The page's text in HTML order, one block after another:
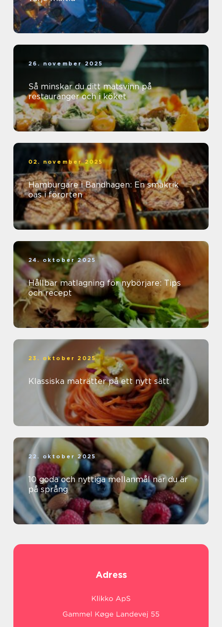
26. november 2025
Så minskar du ditt matsvinn på
restauranger och i köket
02. november 2025
Hamburgare i Bandhagen: En smakrik
oas i förorten
24. oktober 2025
Hållbar matlagning för nybörjare: Tips
och recept
23. oktober 2025
Klassiska maträtter på ett nytt sätt
22. oktober 2025
10 goda och nyttiga mellanmål när du är
på språng
Adress